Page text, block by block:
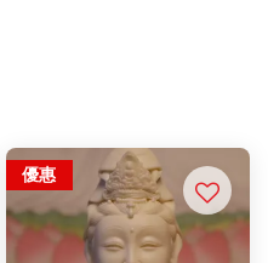
優惠